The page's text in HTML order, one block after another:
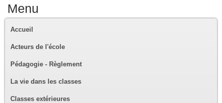
Menu
Accueil
Acteurs de l'école
Pédagogie - Règlement
La vie dans les classes
Classes extérieures